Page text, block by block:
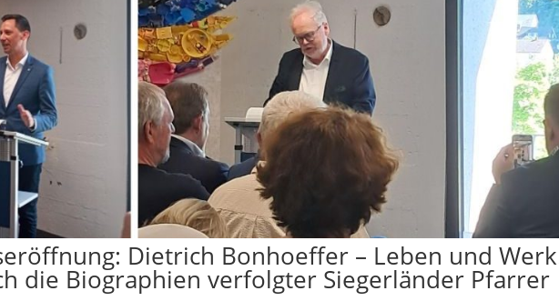
Dietrich Bonhoeffer – Leben und
die Biographien verfolgter Siegerländer Pfarrer